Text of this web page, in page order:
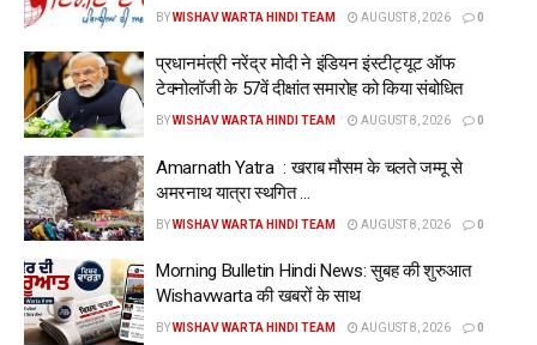
BYWISHAV WARTA HINDI TEAM AUGUST 8, 2026 0
प्रधानमंत्री नरेंद्र मोदी ने इंडियन इंस्टीट्यूट ऑफ
टेक्नोलॉजी के 57वें दीक्षांत समारोह को किया संबोधित
BYWISHAV WARTA HINDI TEAM AUGUST 8, 2026 0
Amarnath Yatra : खराब मौसम के चलते जम्मू से
अमरनाथ यात्रा स्थगित …
BYWISHAV WARTA HINDI TEAM AUGUST 8, 2026 0
Morning Bulletin Hindi News: सुबह की शुरुआत
Wishavwarta की खबरों के साथ
BYWISHAV WARTA HINDI TEAM AUGUST 8, 2026 0